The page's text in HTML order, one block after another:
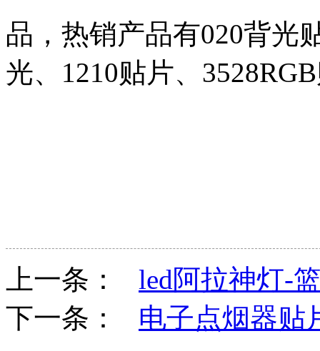
品，热销产品有020背光
光、1210贴片、
上一条： led阿拉神灯-
下一条： 电子点烟器贴